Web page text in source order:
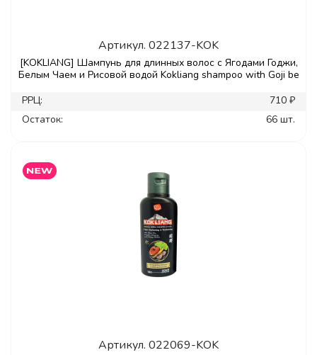
Артикул. 022137-KOK
[KOKLIANG] Шампунь для длинных волос с Ягодами Годжи,
Белым Чаем и Рисовой водой Kokliang shampoo with Goji be
РРЦ:
710 ₽
Остаток:
66 шт.
Артикул. 022069-KOK